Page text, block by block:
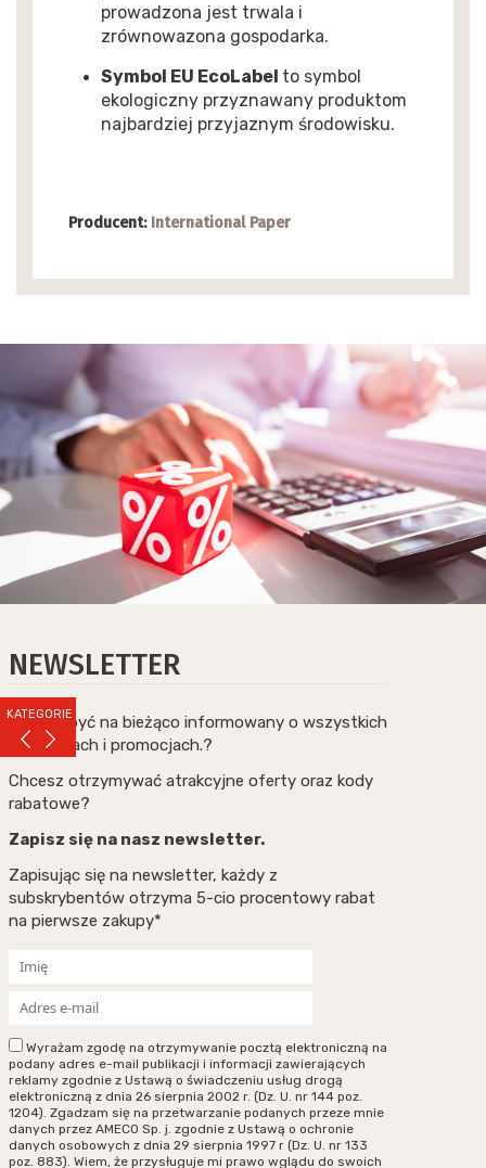
KATEGORIE
prowadzona jest trwala i
zrównowazona gospodarka.
Symbol EU EcoLabel to symbol
ekologiczny przyznawany produktom
najbardziej przyjaznym środowisku.
Producent: International Paper
NEWSLETTER
Chcesz być na bieżąco informowany o wszystkich
nowościach i promocjach.?
Chcesz otrzymywać atrakcyjne oferty oraz kody
rabatowe?
Zapisz się na nasz newsletter.
Zapisując się na newsletter, każdy z
subskrybentów otrzyma 5-cio procentowy rabat
na pierwsze zakupy*
Wyrażam zgodę na otrzymywanie pocztą elektroniczną na
podany adres e-mail publikacji i informacji zawierających
reklamy zgodnie z Ustawą o świadczeniu usług drogą
elektroniczną z dnia 26 sierpnia 2002 r. (Dz. U. nr 144 poz.
1204). Zgadzam się na przetwarzanie podanych przeze mnie
danych przez AMECO Sp. j. zgodnie z Ustawą o ochronie
danych osobowych z dnia 29 sierpnia 1997 r (Dz. U. nr 133
poz. 883). Wiem, że przysługuje mi prawo wglądu do swoich